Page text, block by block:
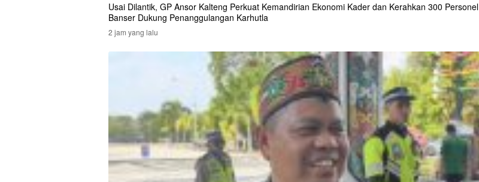
Usai Dilantik, GP Ansor Kalteng Perkuat Kemandirian Ekonomi Kader dan Kerahkan 300 Personel
Banser Dukung Penanggulangan Karhutla
2 jam yang lalu